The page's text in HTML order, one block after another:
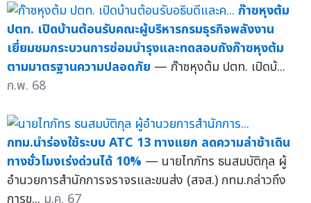
ก๊าซหุงต้ม
ปตท. เปิดบ้านต้อนรับคณะผู้บริหารกรมธุรกิจพลังงาน
เยี่ยมชมกระบวนการซ่อมบำรุงและทดสอบถังก๊าซหุงต้ม
ตามมาตรฐานความปลอดภัย — ก๊าซหุงต้ม ปตท. เปิดบ้...
ก.พ. 68
กทม.นำร่องใช้ระบบ ATC 13 ทางแยก ลดความล่าช้าเดิน
ทางชั่วโมงเร่งด่วนได้ 10% — นายไทภัทร ธนสมบัติกุล ผู้
อำนวยการสำนักการจราจรและขนส่ง (สจส.) กทม.กล่าวถึง
การข... ม.ค. 67